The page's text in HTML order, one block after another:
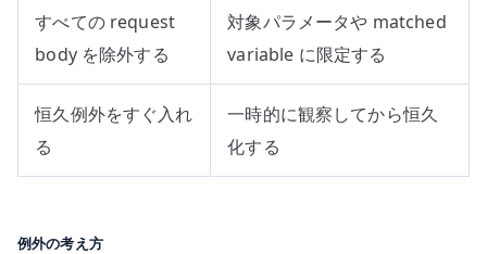
すべての request
body を除外する
対象パラメータや matched
variable に限定する
恒久例外をすぐ入れ
る
一時的に観察してから恒久
化する
例外の考え方